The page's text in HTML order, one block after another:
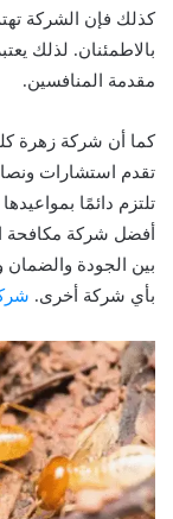
كذلك فإن الشركة
بالاطمئنان. لذلك
مقدمة المنافسين.
كما أن شركة زهرة
تقدم استشارات
تلتزم دائمًا
أفضل شركة مكافحة
بين الجودة والضمان
بأي شركة أخرى.